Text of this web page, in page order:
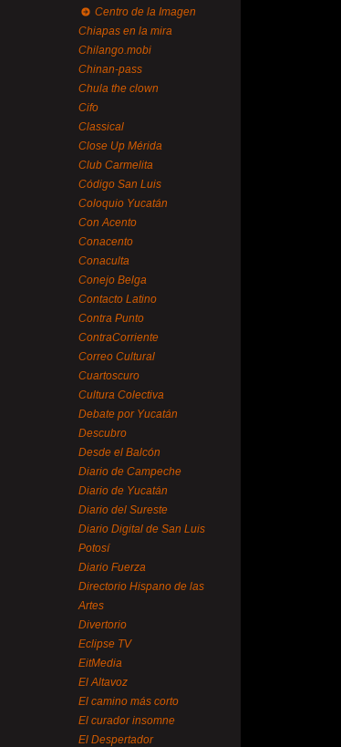
Centro de la Imagen
Chiapas en la mira
Chilango.mobi
Chinan-pass
Chula the clown
Cifo
Classical
Close Up Mérida
Club Carmelita
Código San Luis
Coloquio Yucatán
Con Acento
Conacento
Conaculta
Conejo Belga
Contacto Latino
Contra Punto
ContraCorriente
Correo Cultural
Cuartoscuro
Cultura Colectiva
Debate por Yucatán
Descubro
Desde el Balcón
Diario de Campeche
Diario de Yucatán
Diario del Sureste
Diario Digital de San Luis
Potosí
Diario Fuerza
Directorio Hispano de las
Artes
Divertorio
Eclipse TV
EitMedia
El Altavoz
El camino más corto
El curador insomne
El Despertador